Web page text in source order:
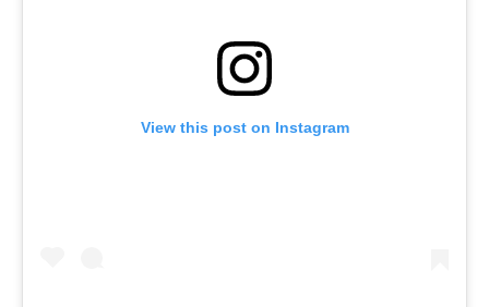
View this post on Instagram